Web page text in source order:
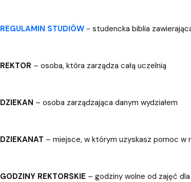
REGULAMIN STUDIÓW- studencka biblia
REKTOR – osoba, która zarządza całą uczelnią
DZIEKAN – osoba zarządzająca danym wydziałem
DZIEKANAT – miejsce, w którym uzyskasz pomoc w
GODZINY REKTORSKIE – godziny wolne od zajęć dla